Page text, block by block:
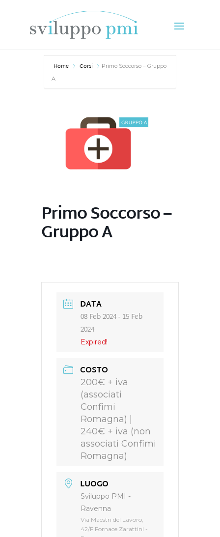
Home Corsi
Primo Soccorso – Gruppo
A
Primo Soccorso –
Gruppo A
DATA
08 Feb 2024- 15 Feb
2024
Expired!
COSTO
200€ + iva
(associati
Confimi
Romagna) |
240€ + iva (non
associati Confimi
Romagna)
LUOGO
Sviluppo PMI -
Ravenna
Via Maestri del Lavoro,
42/F Fornace Zarattini -